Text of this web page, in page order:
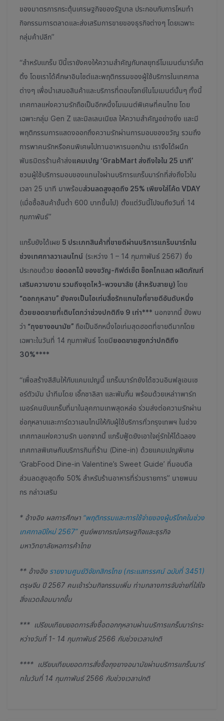
ของมาตรการกระตุ้นเศรษฐกิจของรัฐบาล ประกอบกับการโหมทำ
กิจกรรมการตลาดและส่งเสริมการขายของธุรกิจต่างๆ โดยเฉพาะ
กลุ่มค้าปลีก”
“สำหรับแกร็บ ปีนี้เรายังคงให้ความสำคัญกับกลยุทธ์โมเมนต์มาร์เก็ต
ติ้ง โดยเราได้ศึกษาอินไซต์และพฤติกรรมของผู้ใช้บริการในเทศกาล
ต่างๆ เพื่อนำเสนอสินค้าและบริการที่ตอบโจทย์ในโมเมนต์นั้นๆ ทั้งนี้
เทศกาลแห่งความรักถือเป็นอีกหนึ่งโมเมนต์พิเศษที่คนไทย โดย
เฉพาะกลุ่ม Gen Z และมิลเลนเนียล ให้ความสำคัญอย่างยิ่ง และมี
พฤติกรรมการแสดงออกถึงความรักผ่านการมอบของขวัญ รวมถึง
การพาคนรักหรือคนพิเศษไปทานอาหารนอกบ้าน เราจึงได้ผนึก
พันธมิตรร้านค้าส่งแคมเปญ ‘GrabMart ส่งถึงใจใน 25 นาที’
ชวนผู้ใช้บริการมอบของแทนใจผ่านบริการแกร็บมาร์ทที่ส่งถึงไวใน
เวลา 25 นาที มาพร้อมส่วนลดสูงสุดถึง 25% เพียงใส่โค้ด VDAY
(เมื่อซื้อสินค้าขั้นต่ำ 600 บาทขึ้นไป) ตั้งแต่วันนี้ไปจนถึงวันที่ 14
กุมภาพันธ์”
แกร็บยังได้เผย 5 ประเภทสินค้าที่ขายดีผ่านบริการแกร็บมาร์ทใน
ช่วงเทศกาลวาเลนไทน์ (ระหว่าง 1 – 14 กุมภาพันธ์ 2567) ซึ่ง
ประกอบด้วย ช่อดอกไม้ ของขวัญ-กิฟต์เซ็ต ช็อคโกแลต ผลิตภัณฑ์
เสริมความงาม รวมถึงชุดไหว้-พวงมาลัย (สำหรับสายมู) โดย
“ดอกกุหลาบ” ยังคงเป็นไอเท่มสื่อรักแทนใจที่ขายดีอันดับหนึ่ง
ด้วยยอดขายที่เติบโตกว่าช่วงปกติถึง 9 เท่า*** นอกจากนี้ ยังพบ
ว่า “ถุงยางอนามัย” ถือเป็นอีกหนึ่งไอเท่มสุดฮอตที่ขายดีมากโดย
เฉพาะในวันที่ 14 กุมภาพันธ์ โดยมียอดขายสูงกว่าปกติถึง
30%****
“เพื่อสร้างสีสันให้กับแคมเปญนี้ แกร็บมาร์ทยังได้ชวนอินฟลูเอนเซ
อร์ตัวมัม นำทีมโดย เอิ๊กชาลิสา และพัมกิ้น พร้อมด้วยเหล่าาพาร์ท
เนอร์คนขับแกร็บที่มาในลุคกามเทพสุดหล่อ ร่วมส่งต่อความรักผ่าน
ช่อกุหลาบและการ์ดวาเลนไทน์ให้กับผู้ใช้บริการทั่วกรุงเทพฯ ในช่วง
เทศกาลแห่งความรัก นอกจากนี้ แกร็บฟู้ดยังเอาใจคู่รักให้ได้ฉลอง
เทศกาลพิเศษกับบริการกินที่ร้าน (Dine-in) ด้วยแคมเปญพิเศษ
‘GrabFood Dine-in Valentine’s Sweet Guide’ ที่มอบดีล
ส่วนลดสูงสุดถึง 50% สำหรับร้านอาหารที่ร่วมรายการ” นายพนม
กร กล่าวเสริม
* อ้างอิง ผลการศึกษา “พฤติกรรมและการใช้จ่ายของผู้บริโภคในช่วง
เทศกาลปีใหม่ 2567” ศูนย์พยากรณ์เศรษฐกิจและธุรกิจ
มหาวิทยาลัยหอการค้าไทย
** อ้างอิง รายงานศูนย์วิจัยกสิกรไทย (กระแสทรรศน์ ฉบับที่ 3451)
ตรุษจีน ปี 2567 คนเข้าร่วมกิจกรรมเพิ่ม ท่ามกลางการจับจ่ายที่ใส่ใจ
สิ่งแวดล้อมมากขึ้น
*** เปรียบเทียบยอดการสั่งซื้อดอกกุหลาบผ่านบริการแกร็บมาร์ทระ
หว่างวันที่ 1- 14 กุมภาพันธ์ 2566 กับช่วงเวลาปกติ
**** เปรียบเทียบยอดการสั่งซื้อถุงยางอนามัยผ่านบริการแกร็บมาร์
ทในวันที่ 14 กุมภาพันธ์ 2566 กับช่วงเวลาปกติ